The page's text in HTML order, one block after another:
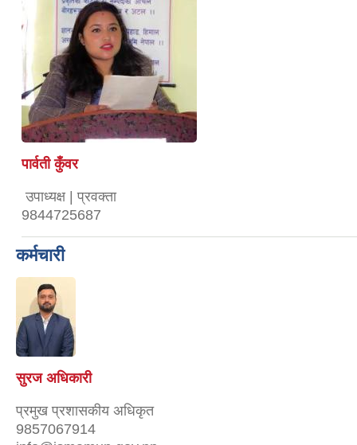
पार्वती कुँवर
उपाध्यक्ष | प्रवक्ता
9844725687
कर्मचारी
सुरज अधिकारी
प्रमुख प्रशासकीय अधिकृत
9857067914